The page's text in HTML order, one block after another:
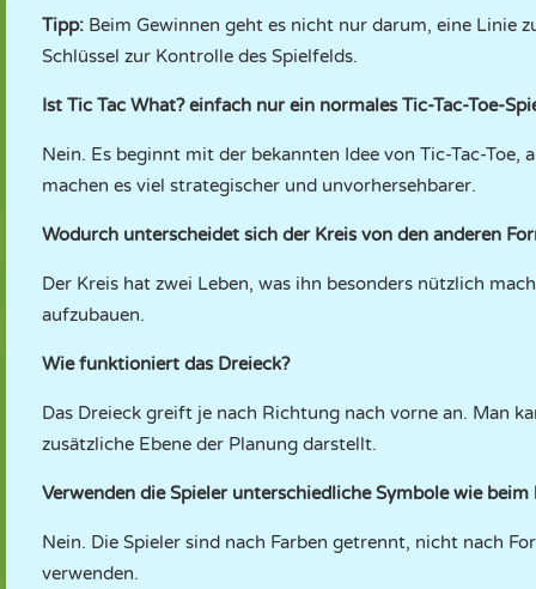
Tipp: Beim Gewinnen geht es nicht nur darum, eine Linie
Schlüssel zur Kontrolle des Spielfelds.
Ist Tic Tac What? einfach nur ein normales Tic-Tac-Toe-
Nein. Es beginnt mit der bekannten Idee von Tic-Tac-
machen es viel strategischer und unvorhersehbarer.
Wodurch unterscheidet sich der Kreis von den anderen
Der Kreis hat zwei Leben, was ihn besonders nützlich
aufzubauen.
Wie funktioniert das Dreieck?
Das Dreieck greift je nach Richtung nach vorne an. Man
zusätzliche Ebene der Planung darstellt.
Verwenden die Spieler unterschiedliche Symbole wie beim
Nein. Die Spieler sind nach Farben getrennt, nicht nach
verwenden.